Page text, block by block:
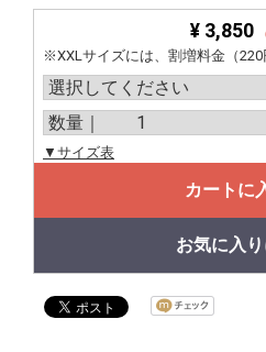
¥ 3,850
※XXLサイズには、割増料金（220
▼サイズ表
カートに
お気に入